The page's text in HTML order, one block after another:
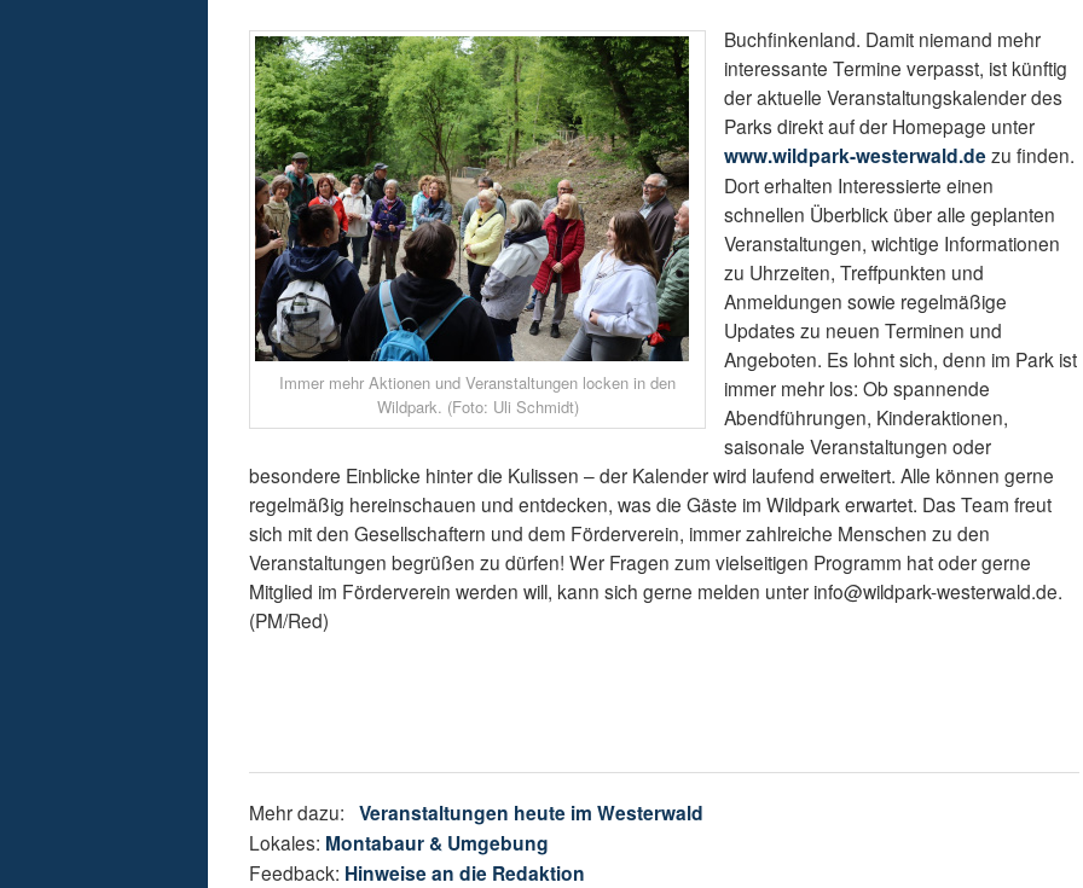
Immer mehr Aktionen und Veranstaltungen locken in den
Wildpark. (Foto: Uli Schmidt)
Buchfinkenland. Damit niemand mehr
interessante Termine verpasst, ist künftig
der aktuelle Veranstaltungskalender des
Parks direkt auf der Homepage unter
www.wildpark-westerwald.dezu finden.
Dort erhalten Interessierte einen
schnellen Überblick über alle geplanten
Veranstaltungen, wichtige Informationen
zu Uhrzeiten, Treffpunkten und
Anmeldungen sowie regelmäßige
Updates zu neuen Terminen und
Angeboten. Es lohnt sich, denn im Park ist
immer mehr los: Ob spannende
Abendführungen, Kinderaktionen,
saisonale Veranstaltungen oder
besondere Einblicke hinter die Kulissen – der Kalender wird laufend erweitert. Alle können gerne
regelmäßig hereinschauen und entdecken, was die Gäste im Wildpark erwartet. Das Team freut
sich mit den Gesellschaftern und dem Förderverein, immer zahlreiche Menschen zu den
Veranstaltungen begrüßen zu dürfen! Wer Fragen zum vielseitigen Programm hat oder gerne
Mitglied im Förderverein werden will, kann sich gerne melden unter info@wildpark-westerwald.de.
(PM/Red)
Mehr dazu:Veranstaltungen heute im Westerwald
Lokales: Montabaur & Umgebung
Feedback: Hinweise an die Redaktion